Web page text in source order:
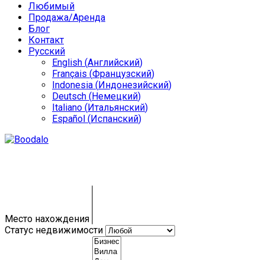
Любимый
Продажа/Аренда
Блог
Контакт
Русский
English (Английский)
Français (Французский)
Indonesia (Индонезийский)
Deutsch (Немецкий)
Italiano (Итальянский)
Español (Испанский)
Место нахождения
Статус недвижимости